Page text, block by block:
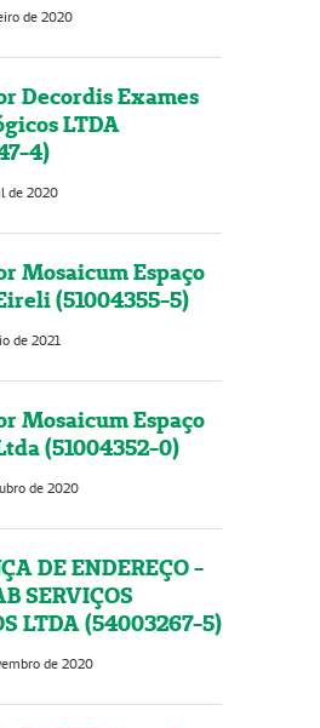
de 2020
Decordis Exames
LTDA
4)
de 2020
Mosaicum Espaço
(51004355-5)
de 2021
Mosaicum Espaço
(51004352-0)
de 2020
DE ENDEREÇO -
SERVIÇOS
LTDA (54003267-5)
de 2020